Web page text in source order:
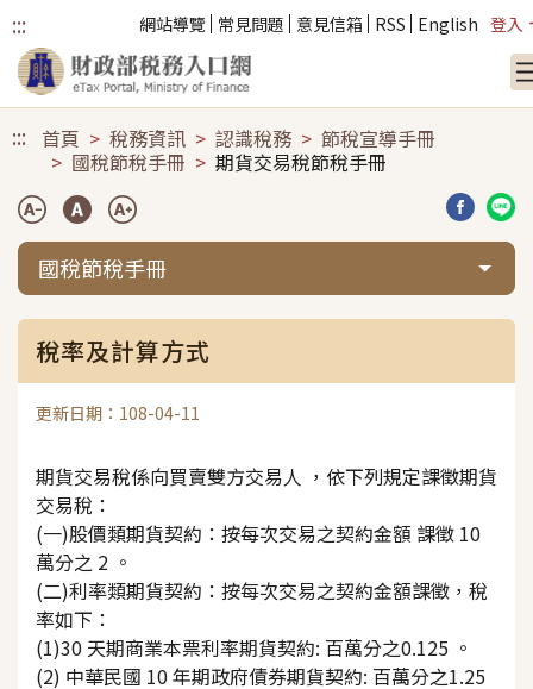
::: 網站導覽 常見問題 意見信箱 RSS English 登入
::: 首頁 稅務資訊 認識稅務
節稅宣導手冊
國稅節稅手冊
期貨交易稅節稅手冊
分享到
分
國稅節稅手冊
稅率及計算方式
更新日期：108-04-11
期貨交易稅係向買賣雙方交易人 ，依下列規定課徵期貨
交易稅：
(一)股價類期貨契約：按每次交易之契約金額 課徵 10
萬分之 2 。
(二)利率類期貨契約：按每次交易之契約金額課徵，稅
率如下：
(1)30 天期商業本票利率期貨契約: 百萬分之0.125 。
(2) 中華民國 10 年期政府債券期貨契約: 百萬分之1.25